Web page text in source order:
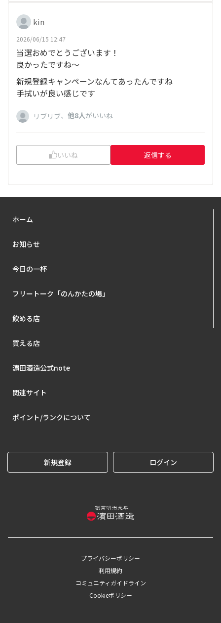
kin
2026/06/15 12:47
当選おめでとうございます！
良かったですね～
新規登録キャンペーンなんてあったんですね
手拭いが良い感じです
リブリブ、 他8人がいいね
いいね 返信する
ホーム
お知らせ
今日の一杯
フリートーク「のんかたの場」
飲める店
買える店
濵田酒造公式note
関連サイト
ポイント/ランクについて
新規登録 ログイン
プライバシーポリシー
利用規約
コミュニティガイドライン
Cookieポリシー